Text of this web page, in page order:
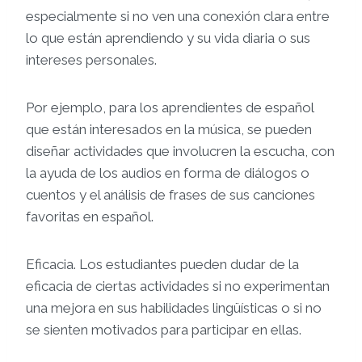
especialmente si no ven una conexión clara entre
lo que están aprendiendo y su vida diaria o sus
intereses personales.
Por ejemplo, para los aprendientes de español
que están interesados en la música, se pueden
diseñar actividades que involucren la escucha, con
la ayuda de los audios en forma de diálogos o
cuentos y el análisis de frases de sus canciones
favoritas en español.
Eficacia. Los estudiantes pueden dudar de la
eficacia de ciertas actividades si no experimentan
una mejora en sus habilidades lingüísticas o si no
se sienten motivados para participar en ellas.